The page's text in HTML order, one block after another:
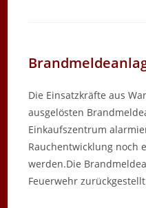
Die Einsatzkräfte aus
ausgelösten
Einkaufszentrum
Rauchentwicklung noch
werden.Die
Feuerwehr